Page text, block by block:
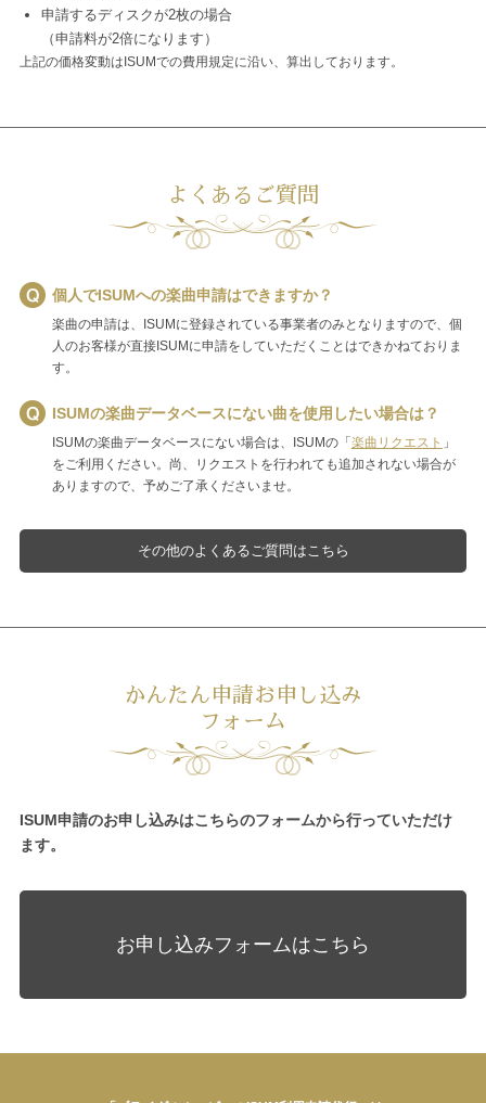
申請するディスクが2枚の場合
（申請料が2倍になります）
上記の価格変動はISUMでの費用規定に沿い、算出しております。
よくあるご質問
個人でISUMへの楽曲申請はできますか？
楽曲の申請は、ISUMに登録されている事業者のみとなりますので、個
人のお客様が直接ISUMに申請をしていただくことはできかねておりま
す。
ISUMの楽曲データベースにない曲を使用したい場合は？
ISUMの楽曲データベースにない場合は、ISUMの「 楽曲リクエスト 」
をご利用ください。尚、リクエストを行われても追加されない場合が
ありますので、予めご了承くださいませ。
その他のよくあるご質問はこちら
かんたん申請お申し込み
フォーム
ISUM申請のお申し込みはこちらのフォームから行っていただけ
ます。
お申し込みフォームはこちら